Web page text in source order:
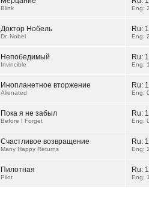
Blink Eng:
Доктор Нобель
Dr. Nobel
Ru:
Eng:
Непобедимый
Invincible
Ru:
Eng:
Инопланетное вторжение
Alienated
Ru:
Eng:
Пока я не забыл
Before I Forget
Ru:
Eng:
Счастливое возвращение
Many Happy Returns
Ru:
Eng:
Пилотная
Pilot
Ru:
Eng: